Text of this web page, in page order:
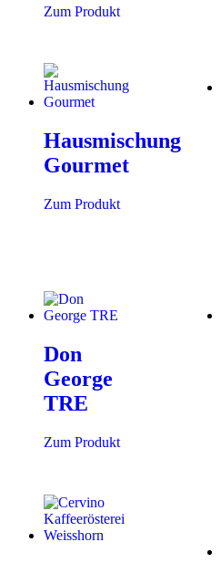
Zum Produkt
Hausmischung
Gourmet
Zum Produkt
Don
George
TRE
Zum Produkt